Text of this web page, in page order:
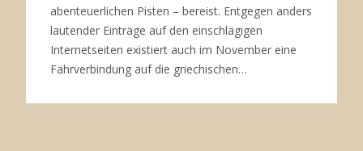
abenteuerlichen Pisten – bereist. Entgegen anders
lautender Einträge auf den einschlägigen
Internetseiten existiert auch im November eine
Fährverbindung auf die griechischen…